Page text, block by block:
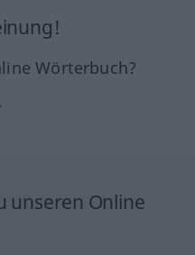
Wörterbuch?
unseren Online